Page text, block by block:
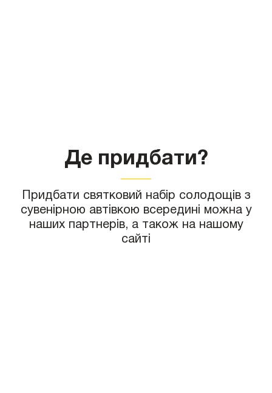
Де придбати?
Придбати святковий набір солодощів з
сувенірною автівкою всередині можна у
наших партнерів, а також на нашому
сайті